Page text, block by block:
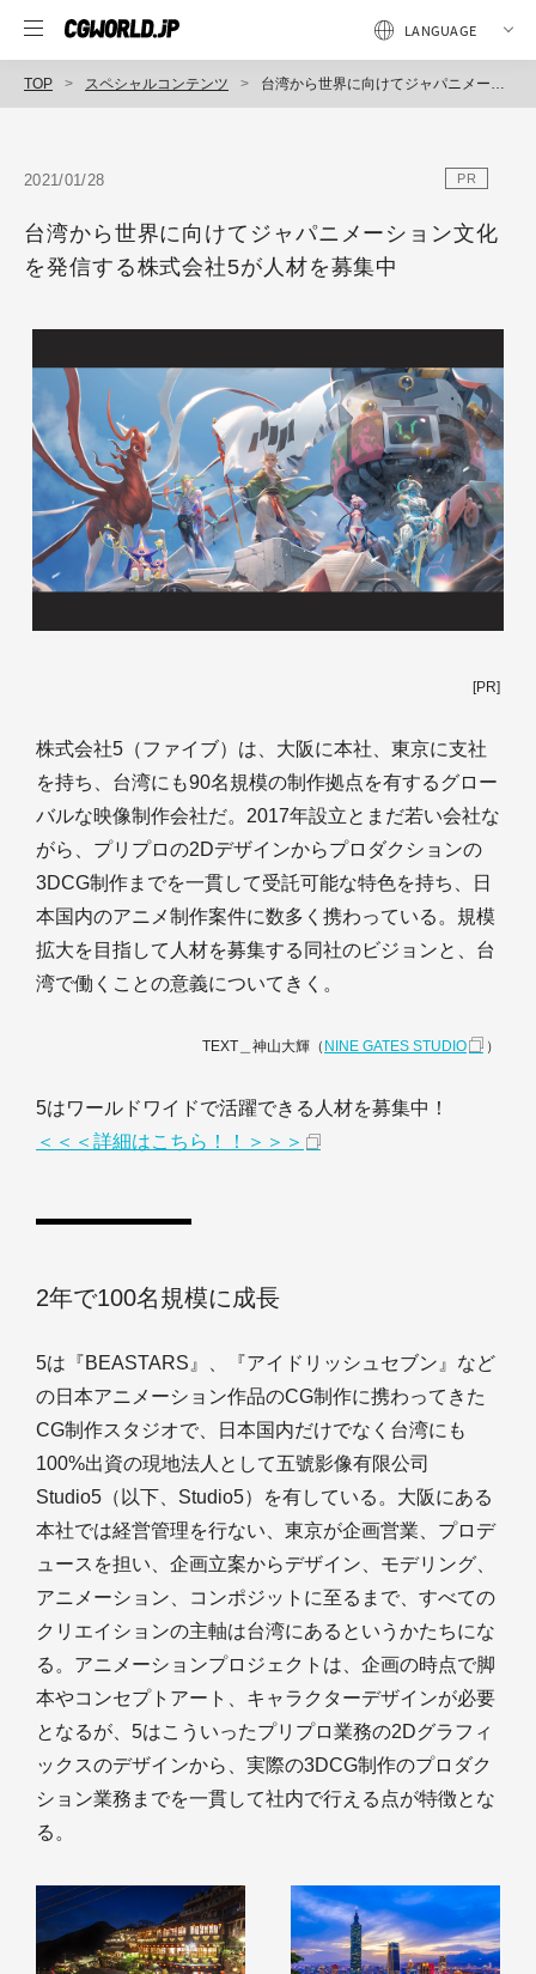
TOP スペシャルコンテンツ 台湾から世界に向けてジャパニメーション文化を発信する株式会社5が人材を募集中
2021/01/28 PR
台湾から世界に向けてジャパニメーション文化
を発信する株式会社5が人材を募集中
[PR]
株式会社5（ファイブ）は、大阪に本社、東京に支社
を持ち、台湾にも90名規模の制作拠点を有するグロー
バルな映像制作会社だ。2017年設立とまだ若い会社な
がら、プリプロの2Dデザインからプロダクションの
3DCG制作までを一貫して受託可能な特色を持ち、日
本国内のアニメ制作案件に数多く携わっている。規模
拡大を目指して人材を募集する同社のビジョンと、台
湾で働くことの意義についてきく。
TEXT＿神山大輝（ NINE GATES STUDIO ）
5はワールドワイドで活躍できる人材を募集中！
＜＜＜詳細はこちら！！＞＞＞
2年で100名規模に成長
5は『BEASTARS』、『アイドリッシュセブン』など
の日本アニメーション作品のCG制作に携わってきた
CG制作スタジオで、日本国内だけでなく台湾にも
100%出資の現地法人として五號影像有限公司
Studio5（以下、Studio5）を有している。大阪にある
本社では経営管理を行ない、東京が企画営業、プロデ
ュースを担い、企画立案からデザイン、モデリング、
アニメーション、コンポジットに至るまで、すべての
クリエイションの主軸は台湾にあるというかたちにな
る。アニメーションプロジェクトは、企画の時点で脚
本やコンセプトアート、キャラクターデザインが必要
となるが、5はこういったプリプロ業務の2Dグラフィ
ックスのデザインから、実際の3DCG制作のプロダク
ション業務までを一貫して社内で行える点が特徴とな
る。